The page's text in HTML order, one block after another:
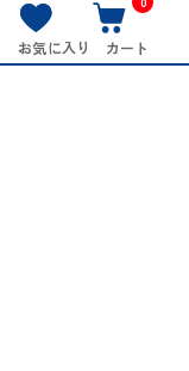
お気に入り カート